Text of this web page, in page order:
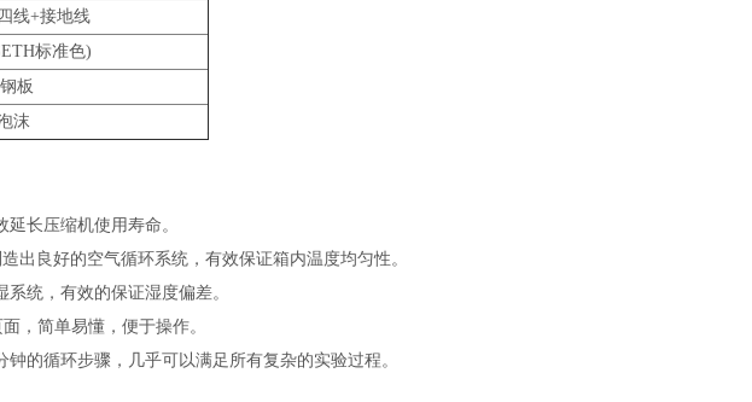
线+接地线
标准色)
板
沫
长压缩机使用寿命。
出良好的空气循环系统，有效保证箱内温度均匀性。
系统，有效的保证湿度偏差。
，简单易懂，便于操作。
的循环步骤，几乎可以满足所有复杂的实验过程。